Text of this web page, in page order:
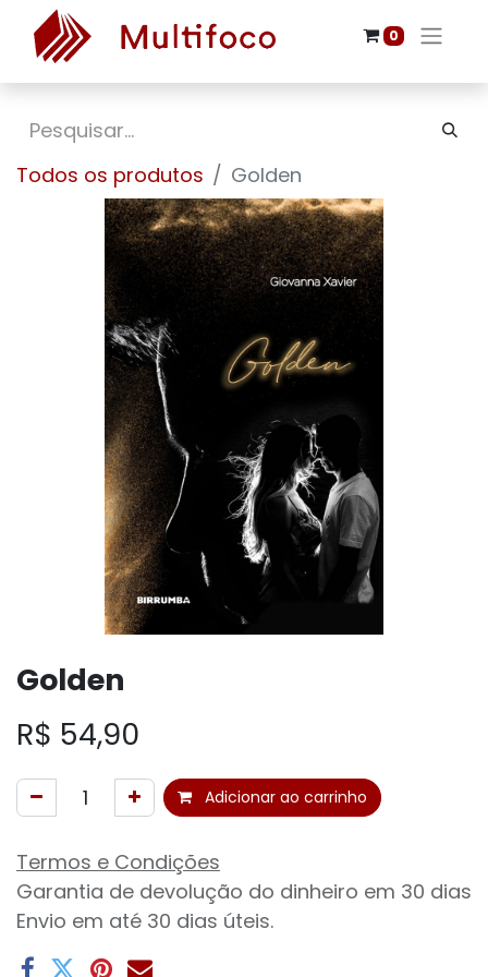
0
Todos os produtos Golden
Golden
R$ 54,90
Adicionar ao carrinho
Termos e Condições
Garantia de devolução do dinheiro em 30 dias
Envio em até 30 dias úteis.